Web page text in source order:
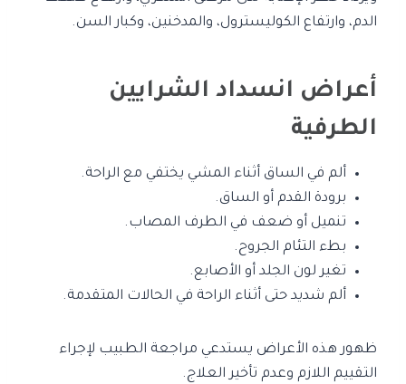
الدم، وارتفاع الكوليسترول، والمدخنين، وكبار السن.
أعراض انسداد الشرايين
الطرفية
ألم في الساق أثناء المشي يختفي مع الراحة.
برودة القدم أو الساق.
تنميل أو ضعف في الطرف المصاب.
بطء التئام الجروح.
تغير لون الجلد أو الأصابع.
ألم شديد حتى أثناء الراحة في الحالات المتقدمة.
ظهور هذه الأعراض يستدعي مراجعة الطبيب لإجراء
التقييم اللازم وعدم تأخير العلاج.